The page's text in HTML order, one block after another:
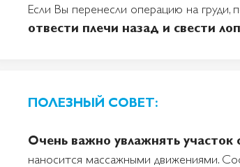
Если Вы перенесли операцию на груди,
отвести плечи назад и свести
ПОЛЕЗНЫЙ СОВЕТ:
Очень важно увлажнять
наносится массажными движениями.